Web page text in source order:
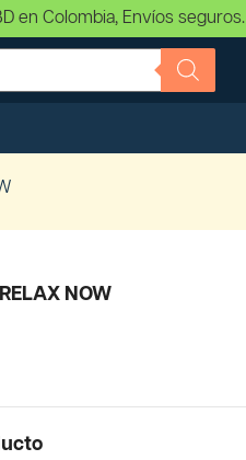
en Colombia, Envíos seguros.
NOW